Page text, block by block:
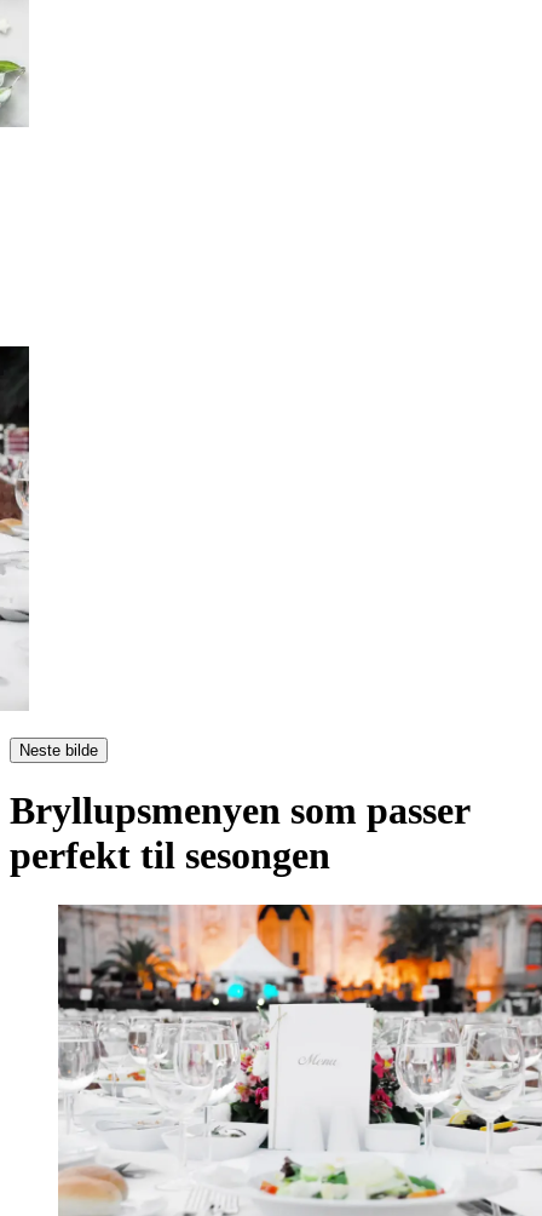
Neste bilde
Bryllupsmenyen som passer
perfekt til sesongen